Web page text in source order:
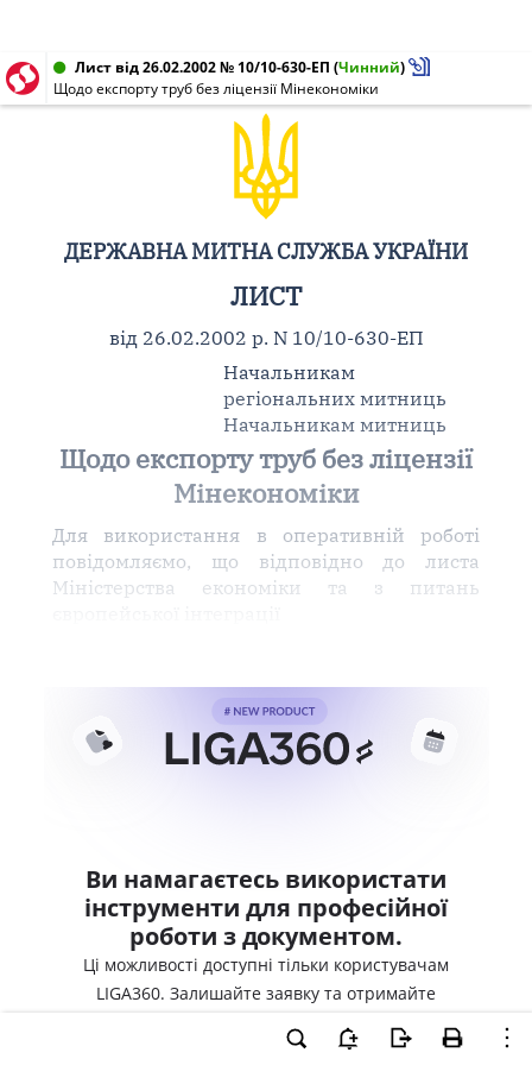
Лист від 26.02.2002 № 10/10-630-ЕП (Чинний)
Щодо експорту труб без ліцензії Мінекономіки
ДЕРЖАВНА МИТНА СЛУЖБА УКРАЇНИ
ЛИСТ
від 26.02.2002 р. N 10/10-630-ЕП
Начальникам
регіональних митниць
Начальникам митниць
Щодо експорту труб без ліцензії
Мінекономіки
Для використання в оперативній роботі
повідомляємо, що відповідно до листа
Міністерства економіки та з питань
Ви намагаєтесь використати
інструменти для професійної
роботи з документом.
Ці можливості доступні тільки користувачам
LIGA360. Залишайте заявку та отримайте
доступ для професійної роботи прямо зараз.